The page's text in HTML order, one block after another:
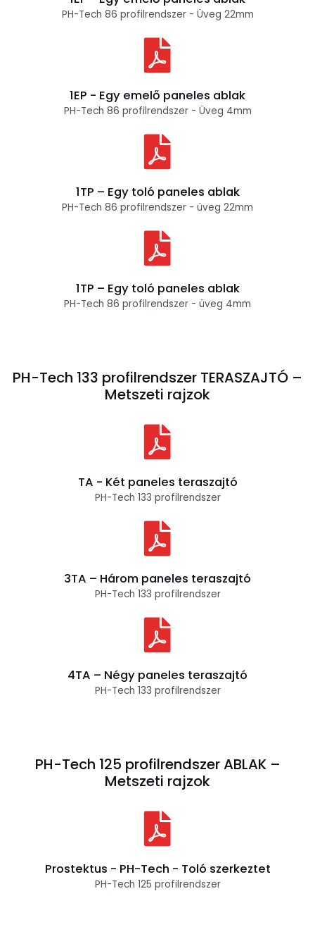
PH-Tech 86 profilrendszer - Üveg 22mm
1EP - Egy emelő paneles ablak
PH-Tech 86 profilrendszer - Üveg 4mm
1TP – Egy toló paneles ablak
PH-Tech 86 profilrendszer - üveg 22mm
1TP – Egy toló paneles ablak
PH-Tech 86 profilrendszer - üveg 4mm
PH-Tech 133 profilrendszer TERASZAJTÓ –
Metszeti rajzok
TA - Két paneles teraszajtó
PH-Tech 133 profilrendszer
3TA – Három paneles teraszajtó
PH-Tech 133 profilrendszer
4TA – Négy paneles teraszajtó
PH-Tech 133 profilrendszer
PH-Tech 125 profilrendszer ABLAK –
Metszeti rajzok
Prostektus - PH-Tech - Toló szerkeztet
PH-Tech 125 profilrendszer